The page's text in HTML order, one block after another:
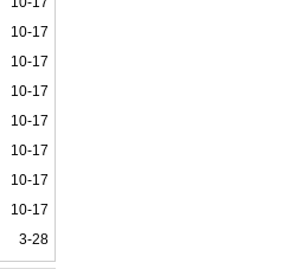
10-17
10-17
10-17
10-17
10-17
10-17
10-17
3-28